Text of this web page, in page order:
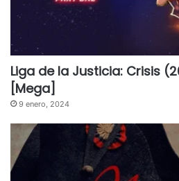
Liga de la Justicia: Crisis
[Mega]
9 enero, 2024